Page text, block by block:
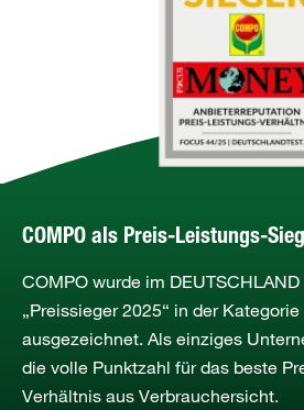
COMPO als Preis-Leistungs-
COMPO wurde im DEUTSCHLAND
„Preissieger 2025“ in der
ausgezeichnet. Als einziges
die volle Punktzahl für das beste
Verhältnis aus Verbrauchersicht.